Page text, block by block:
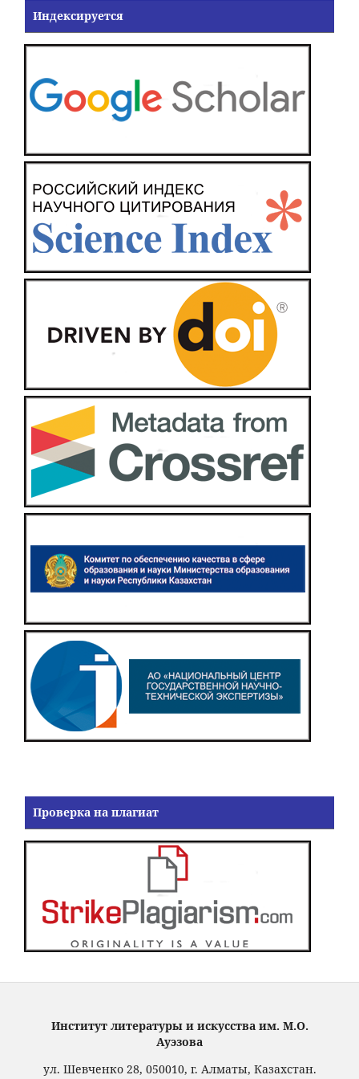
Индексируется
Проверка на плагиат
Институт литературы и искусства им. М.О.
Ауэзова
ул. Шевченко 28, 050010, г. Алматы, Казахстан.